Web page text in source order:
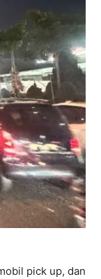
pick up, dan